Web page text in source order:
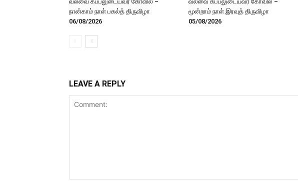
நான்காம் நாள் பகல்த் திருவிழா
06/08/2026
மூன்றாம் நாள் இரவுத் திருவிழா
05/08/2026
LEAVE A REPLY